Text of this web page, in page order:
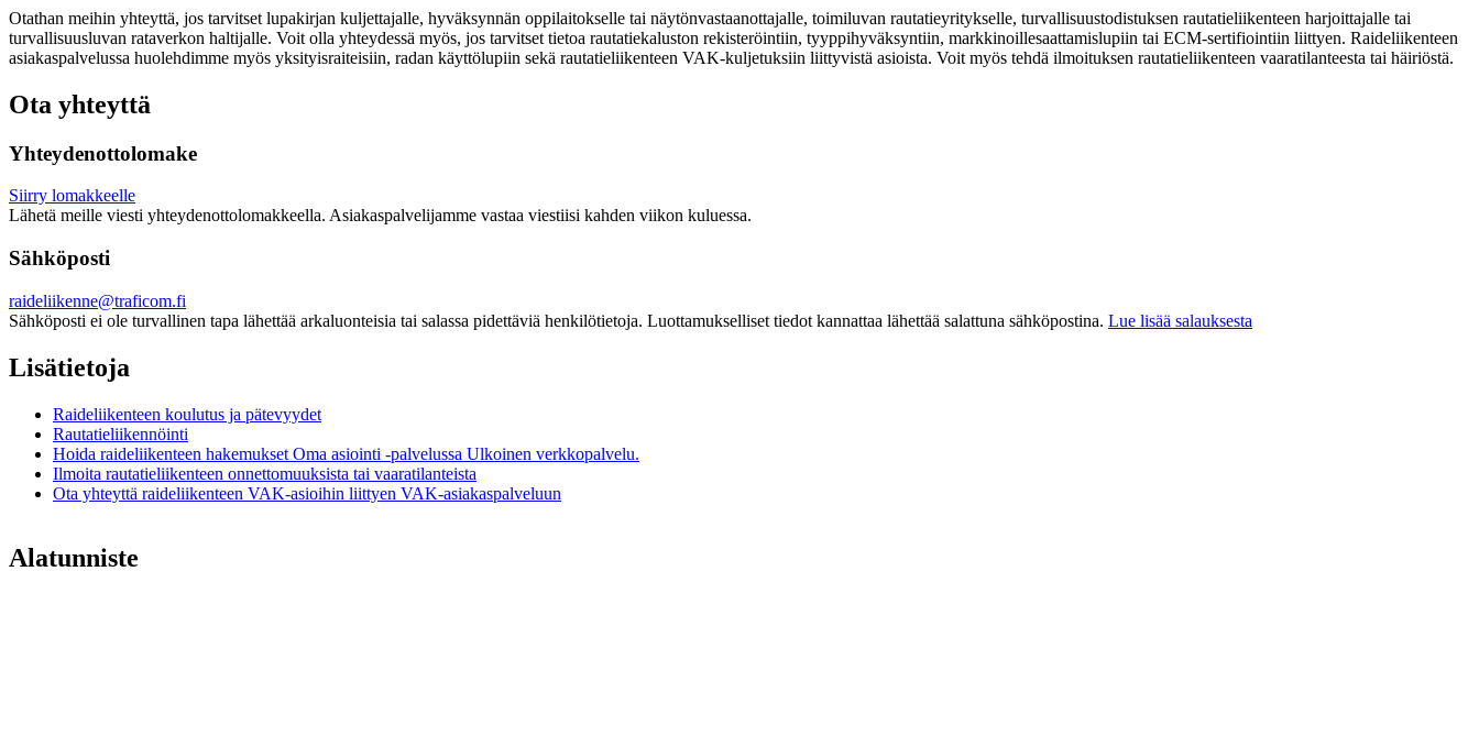
Otathan meihin yhteyttä, jos tarvitset lupakirjan kuljettajalle, hyväksynnän oppilaitokselle tai näytönvastaanottajalle, toimiluvan rautatieyritykselle, turvallisuustodistuksen rautatieliikenteen harjoittajalle tai
turvallisuusluvan rataverkon haltijalle. Voit olla yhteydessä myös, jos tarvitset tietoa rautatiekaluston rekisteröintiin, tyyppihyväksyntiin, markkinoillesaattamislupiin tai ECM-sertifiointiin liittyen. Raideliikenteen
asiakaspalvelussa huolehdimme myös yksityisraiteisiin, radan käyttölupiin sekä rautatieliikenteen VAK-kuljetuksiin liittyvistä asioista. Voit myös tehdä ilmoituksen rautatieliikenteen vaaratilanteesta tai häiriöstä.
Ota yhteyttä
Yhteydenottolomake
Siirry lomakkeelle
Lähetä meille viesti yhteydenottolomakkeella. Asiakaspalvelijamme vastaa viestiisi kahden viikon kuluessa.
Sähköposti
raideliikenne@traficom.fi
Sähköposti ei ole turvallinen tapa lähettää arkaluonteisia tai salassa pidettäviä henkilötietoja. Luottamukselliset tiedot kannattaa lähettää salattuna sähköpostina. Lue lisää salauksesta
Lisätietoja
Raideliikenteen koulutus ja pätevyydet
Rautatieliikennöinti
Hoida raideliikenteen hakemukset Oma asiointi -palvelussa Ulkoinen verkkopalvelu.
Ilmoita rautatieliikenteen onnettomuuksista tai vaaratilanteista
Ota yhteyttä raideliikenteen VAK-asioihin liittyen VAK-asiakaspalveluun
Alatunniste